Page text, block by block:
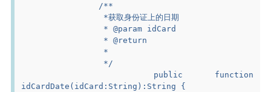
		/**
		 *获取身份证上的日期
		 * @param idCard
		 * @return
		 *
		 */
idCardDate(idCard:String):String {